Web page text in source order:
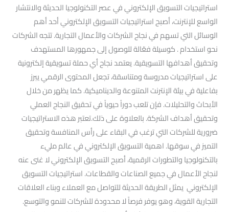
استراتيجيات التسويق الإلكتروني في عصر التكنولوجيا الحديثة والانتشار
الواسع للإنترنت، أصبح استراتيجيات التسويق الإلكتروني أحد أهم
الوسائل التي تسهم في نجاح الشركات والأعمال التجارية. تتجه الشركات
نحو استخدام . كوسيلة فعّالة للوصول إلى جمهورها المستهدف
وتحقيق أهدافها التسويقية. يعتمد نجاح أي حملة تسويقية إلكترونية
على استراتيجيات مدروسة ومتناسقة، تجعل المحتوى الرقمي يبرز
بفاعلية في بيئة الإنترنت المتنوعة والديناميكية. كما يظهر من خلال
الأبحاث والتحليلات. فإن تلعب دوراً حيوياً في تحقيق النجاح العملي
وتحقيق أهداف الشركة. بالعلاوة على ذلك.تعتبر هذه الاستراتيجيات
ضرورية للشركات التي ترغب في البقاء على رأس المنافسة وتحقيق
التميز في سوقها. اهمية التسويق الإلكتروني في عالم مليء
بالتكنولوجيا والتطورات الرقمية، أصبح التسويق الإلكتروني لا غنى عنه
لنجاح الأعمال في جميع الصناعات والقطاعات. استراتيجيات التسويق
الإلكتروني يمثل الطريقة الحديثة للتواصل مع العملاء وبناء العلاقات
التجارية القوية، وهو يوفر فرصاً لا محدودة للشركات للنمو والتوسع.